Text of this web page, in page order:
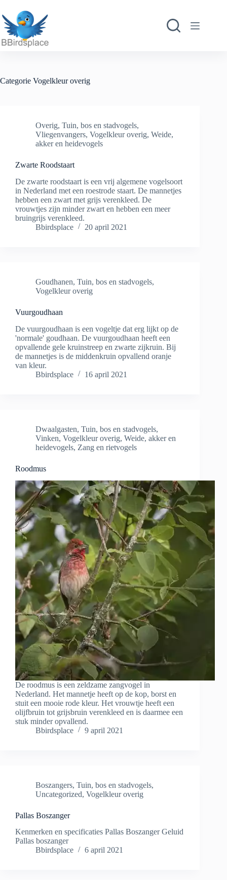
naar
de
inhoud
Categorie Vogelkleur overig
Overig, Tuin, bos en stadvogels,
Vliegenvangers, Vogelkleur overig, Weide,
akker en heidevogels
Zwarte Roodstaart
De zwarte roodstaart is een vrij algemene vogelsoort
in Nederland met een roestrode staart. De mannetjes
hebben een zwart met grijs verenkleed. De
vrouwtjes zijn minder zwart en hebben een meer
bruingrijs verenkleed.
Bbirdsplace
20 april 2021
Goudhanen, Tuin, bos en stadvogels,
Vogelkleur overig
Vuurgoudhaan
De vuurgoudhaan is een vogeltje dat erg lijkt op de
'normale' goudhaan. De vuurgoudhaan heeft een
opvallende gele kruinstreep en zwarte zijkruin. Bij
de mannetjes is de middenkruin opvallend oranje
van kleur.
Bbirdsplace
16 april 2021
Dwaalgasten, Tuin, bos en stadvogels,
Vinken, Vogelkleur overig, Weide, akker en
heidevogels, Zang en rietvogels
Roodmus
De roodmus is een zeldzame zangvogel in
Nederland. Het mannetje heeft op de kop, borst en
stuit een mooie rode kleur. Het vrouwtje heeft een
olijfbruin tot grijsbruin verenkleed en is daarmee een
stuk minder opvallend.
Bbirdsplace
9 april 2021
Boszangers, Tuin, bos en stadvogels,
Uncategorized, Vogelkleur overig
Pallas Boszanger
Kenmerken en specificaties Pallas Boszanger Geluid
Pallas boszanger
Bbirdsplace
6 april 2021